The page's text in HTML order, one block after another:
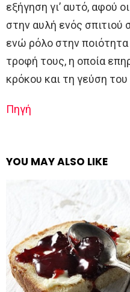
εξήγηση γι’ αυτό, αφού
στην αυλή ενός σπιτιού
ενώ ρόλο στην ποιότητα
τροφή τους, η οποία
κρόκου και τη γεύση του
Πηγή
YOU MAY ALSO LIKE